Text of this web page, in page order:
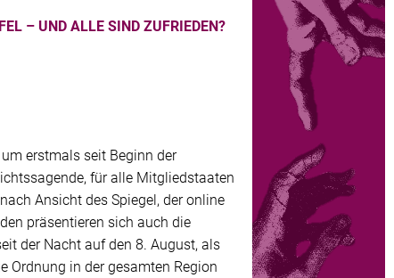
– UND ALLE SIND ZUFRIEDEN?
erstmals seit Beginn der
für alle Mitgliedstaaten
Ansicht des Spiegel, der online
präsentieren sich auch die
der Nacht auf den 8. August, als
Ordnung in der gesamten Region